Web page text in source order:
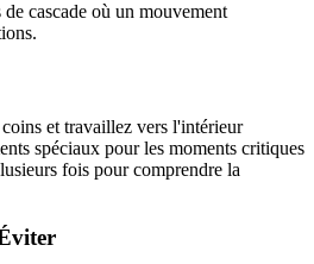
cascade où un mouvement
et travaillez vers l'intérieur
spéciaux pour les moments critiques
fois pour comprendre la